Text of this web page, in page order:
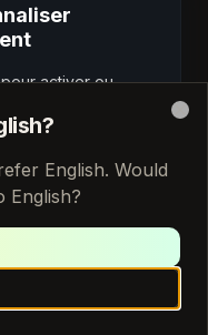
activer ou
licence
English. Would
English?